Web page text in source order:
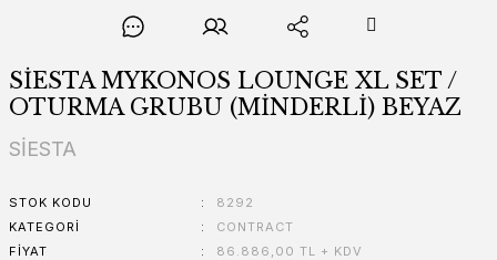
SİESTA MYKONOS LOUNGE XL SET /
OTURMA GRUBU (MİNDERLİ) BEYAZ
SİESTA
STOK KODU
8292
KATEGORI
CONTRACT
FIYAT
86.886,00 TL + KDV